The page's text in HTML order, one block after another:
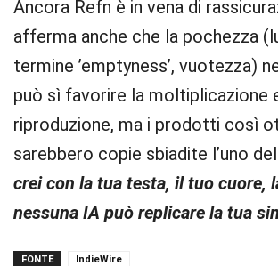
Ancora Refn è in vena di
afferma anche che la pochezza
termine ’emptyness’, vuotezza)
può sì favorire la moltiplicazione
riproduzione, ma i prodotti così
sarebbero copie sbiadite l’uno
crei con la tua testa, il tuo cuore,
nessuna IA può replicare la tua
FONTE IndieWire